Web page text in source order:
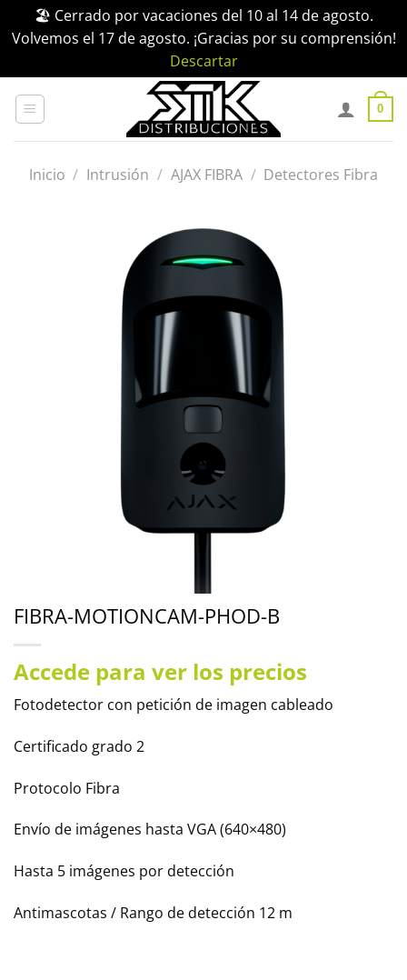
🏖️ Cerrado por vacaciones del 10 al 14 de agosto.
Volvemos el 17 de agosto. ¡Gracias por su comprensión!
Descartar
0
Inicio / Intrusión / AJAX FIBRA / Detectores Fibra
FIBRA-MOTIONCAM-PHOD-B
Accede para ver los precios
Fotodetector con petición de imagen cableado
Certificado grado 2
Protocolo Fibra
Envío de imágenes hasta VGA (640×480)
Hasta 5 imágenes por detección
Antimascotas / Rango de detección 12 m